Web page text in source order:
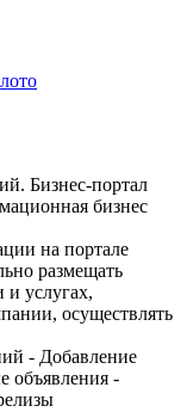
Бизнес-портал
бизнес
на портале
размещать
услугах,
осуществлять
- Добавление
объявления -